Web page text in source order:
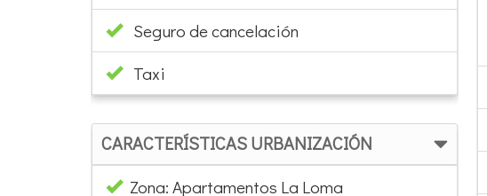
Seguro de cancelación
Taxi
CARACTERÍSTICAS URBANIZACIÓN
Zona: Apartamentos La Loma